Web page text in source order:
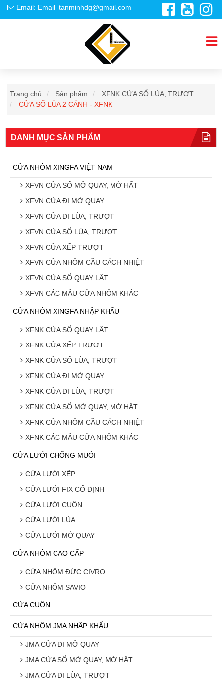
Email: Email: tanminhdg@gmail.com
Trang chủ Sản phẩm
XFNK CỬA SỔ LÙA, TRƯỢT
CỬA SỔ LÙA 2 CÁNH - XFNK
DANH MỤC SẢN PHẨM
CỬA NHÔM XINGFA VIỆT NAM
XFVN CỬA SỔ MỞ QUAY, MỞ HẤT
XFVN CỬA ĐI MỞ QUAY
XFVN CỬA ĐI LÙA, TRƯỢT
XFVN CỬA SỔ LÙA, TRƯỢT
XFVN CỬA XẾP TRƯỢT
XFVN CỬA NHÔM CẦU CÁCH NHIỆT
XFVN CỬA SỔ QUAY LẬT
XFVN CÁC MẪU CỬA NHÔM KHÁC
CỬA NHÔM XINGFA NHẬP KHẨU
XFNK CỬA SỔ QUAY LẬT
XFNK CỬA XẾP TRƯỢT
XFNK CỬA SỔ LÙA, TRƯỢT
XFNK CỬA ĐI MỞ QUAY
XFNK CỬA ĐI LÙA, TRƯỢT
XFNK CỬA SỔ MỞ QUAY, MỞ HẤT
XFNK CỬA NHÔM CẦU CÁCH NHIỆT
XFNK CÁC MẪU CỬA NHÔM KHÁC
CỬA LƯỚI CHỐNG MUỖI
CỬA LƯỚI XẾP
CỬA LƯỚI FIX CỐ ĐỊNH
CỬA LƯỚI CUỐN
CỬA LƯỚI LÙA
CỬA LƯỚI MỞ QUAY
CỬA NHÔM CAO CẤP
CỬA NHÔM ĐỨC CIVRO
CỬA NHÔM SAVIO
CỬA CUỐN
CỬA NHÔM JMA NHẬP KHẨU
JMA CỬA ĐI MỞ QUAY
JMA CỬA SỔ MỞ QUAY, MỞ HẤT
JMA CỬA ĐI LÙA, TRƯỢT